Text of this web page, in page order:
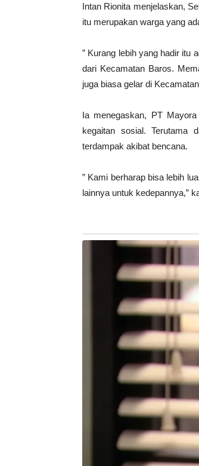
Intan Rionita menjelaskan,
itu merupakan warga yang
” Kurang lebih yang hadir itu
dari Kecamatan Baros.
juga biasa gelar di
Ia menegaskan, PT
kegaitan sosial. Terutama
terdampak akibat bencana.
” Kami berharap bisa lebih
lainnya untuk kedepannya,”